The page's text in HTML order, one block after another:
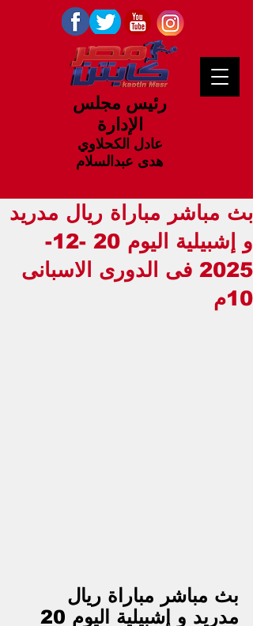
رئيس مجلس
الإدارة
عادل الكحلاوي
هدى عبدالسلام
بث مباشر مباراة ريال مدريد
و إشبيلية اليوم 20 -12-
2025 فى الدورى الاسبانى
10م
بث مباشر مباراة ريال